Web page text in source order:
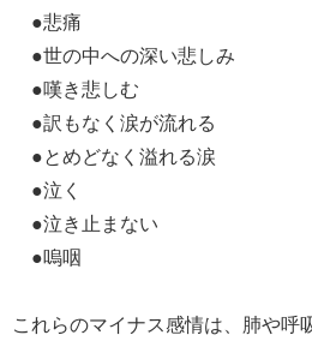
●悲痛
●世の中への深い悲しみ
●嘆き悲しむ
●訳もなく涙が流れる
●とめどなく溢れる涙
●泣く
●泣き止まない
●嗚咽
これらのマイナス感情は、肺や呼